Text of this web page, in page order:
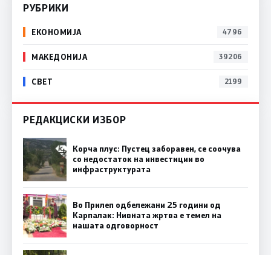
РУБРИКИ
ЕКОНОМИЈА 4796
МАКЕДОНИЈА 39206
СВЕТ 2199
РЕДАКЦИСКИ ИЗБОР
Корча плус: Пустец заборавен, се соочува
со недостаток на инвестиции во
инфраструктурата
Во Прилеп одбележани 25 години од
Карпалак: Нивната жртва е темел на
нашата одговорност